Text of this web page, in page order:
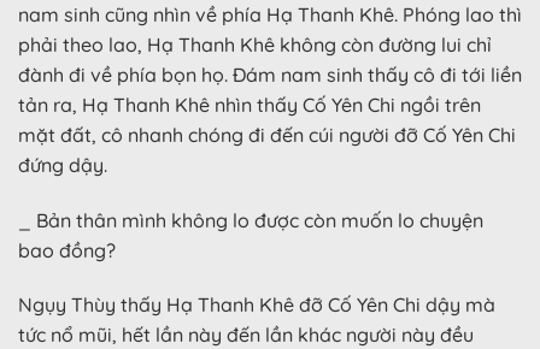
nam sinh cũng nhìn về phía Hạ Thanh Khê. Phóng lao thì
phải theo lao, Hạ Thanh Khê không còn đường lui chỉ
đành đi về phía bọn họ. Đám nam sinh thấy cô đi tới liền
tản ra, Hạ Thanh Khê nhìn thấy Cố Yên Chi ngồi trên
mặt đất, cô nhanh chóng đi đến cúi người đỡ Cố Yên Chi
đứng dậy.
_ Bản thân mình không lo được còn muốn lo chuyện
bao đồng?
Ngụy Thùy thấy Hạ Thanh Khê đỡ Cố Yên Chi dậy mà
tức nổ mũi, hết lần này đến lần khác người này đều